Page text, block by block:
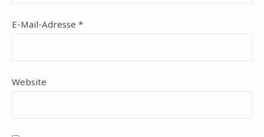
E-Mail-Adresse *
Website